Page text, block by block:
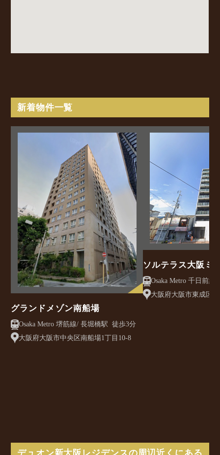
新着物件一覧
グランドメゾン南船場
Osaka Metro 堺筋線/ 長堀橋駅 徒歩3分
大阪府大阪市中央区南船場1丁目10-8
ソルテラス大阪ミ
クレアスト
大阪府大阪市東成区
デュオン新大阪レジデンスの周辺近くにある